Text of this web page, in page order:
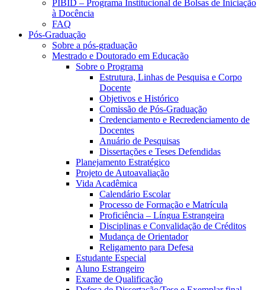
PIBID – Programa Institucional de Bolsas de Iniciação
à Docência
FAQ
Pós-Graduação
Sobre a pós-graduação
Mestrado e Doutorado em Educação
Sobre o Programa
Estrutura, Linhas de Pesquisa e Corpo
Docente
Objetivos e Histórico
Comissão de Pós-Graduação
Credenciamento e Recredenciamento de
Docentes
Anuário de Pesquisas
Dissertações e Teses Defendidas
Planejamento Estratégico
Projeto de Autoavaliação
Vida Acadêmica
Calendário Escolar
Processo de Formação e Matrícula
Proficiência – Língua Estrangeira
Disciplinas e Convalidação de Créditos
Mudança de Orientador
Religamento para Defesa
Estudante Especial
Aluno Estrangeiro
Exame de Qualificação